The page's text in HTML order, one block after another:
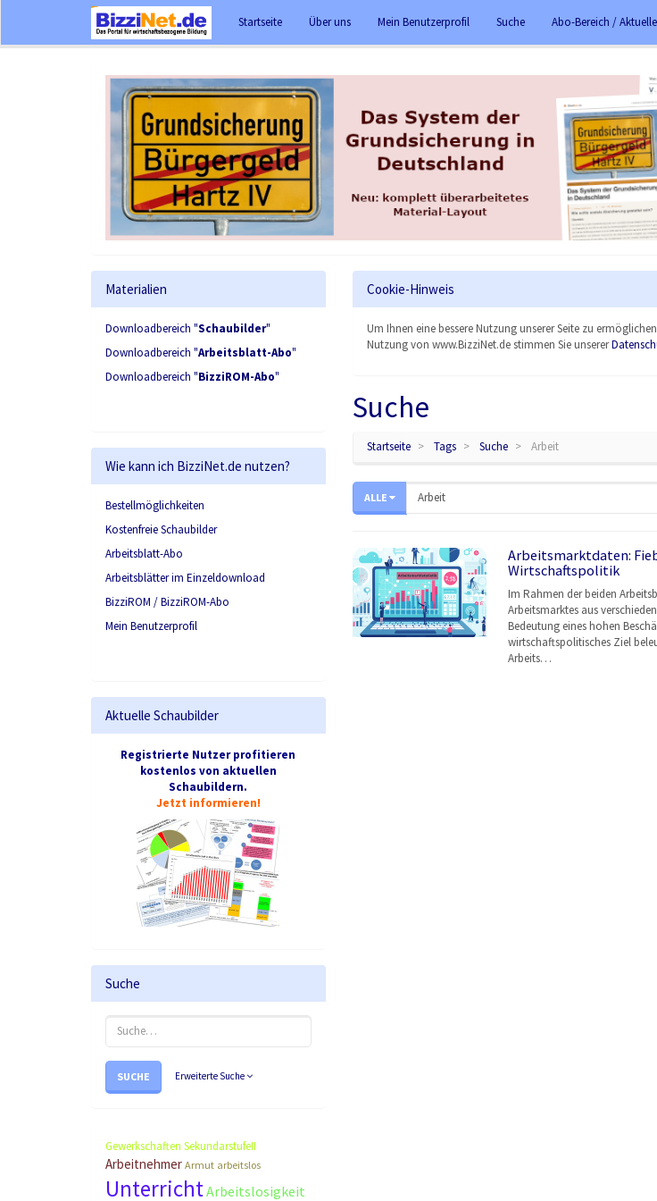
Startseite Über uns Mein Benutzerprofil Suche Abo-Bereich /
Materialien
Downloadbereich "Schaubilder"
Downloadbereich "Arbeitsblatt-Abo"
Downloadbereich "BizziROM-Abo"
Wie kann ich BizziNet.de nutzen?
Bestellmöglichkeiten
Kostenfreie Schaubilder
Arbeitsblatt-Abo
Arbeitsblätter im Einzeldownload
BizziROM / BizziROM-Abo
Mein Benutzerprofil
Aktuelle Schaubilder
Registrierte Nutzer profitieren
kostenlos von aktuellen
Schaubildern.
Jetzt informieren!
Suche
SUCHE Erweiterte Suche
Gewerkschaften SekundarstufeII
Arbeitnehmer Armut arbeitslos
UnterrichtArbeitslosigkeit
Cookie-Hinweis
Um Ihnen eine bessere Nutzung unserer Seite zu
Nutzung von www.BizziNet.de stimmen Sie unserer
Suche
Startseite Tags Suche Arbeit
ALLE
Arbeitsmarktdaten:
Wirtschaftspolitik
Im Rahmen der beiden
Arbeitsmarktes aus
Bedeutung eines hohen
wirtschaftspolitisches Ziel
Arbeits…